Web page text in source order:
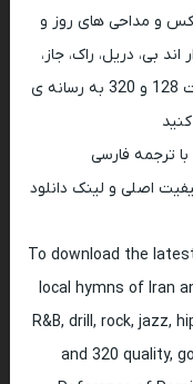
و مداحی های روز و
بی، دریل، راک، جاز،
هیپ هاپ و اپرا همراه با متن کامل و کیفیت 128 و 320 به رسانه ی
ترجمه فارسی
اصلی و لینک دانلود
To download the
local hymns of Iran
R&B, drill, rock, jazz,
and 320 quality,